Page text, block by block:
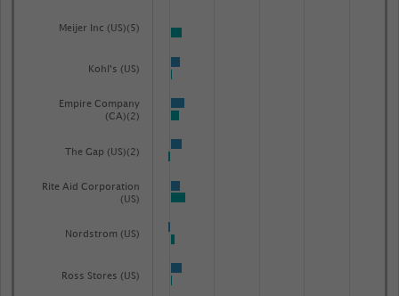
Meijer Inc (US)(5)
The Gap (US)(2)
Ross Stores (US)
Kohl's (US)
Empire Company
(CA)(2)
Rite Aid Corporation
(US)
Nordstrom (US)